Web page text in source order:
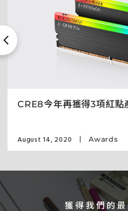
CRE8今年再獲得3項紅點
August 14, 2020 Awards
獲得我們的